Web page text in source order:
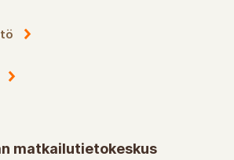
matkailutietokeskus